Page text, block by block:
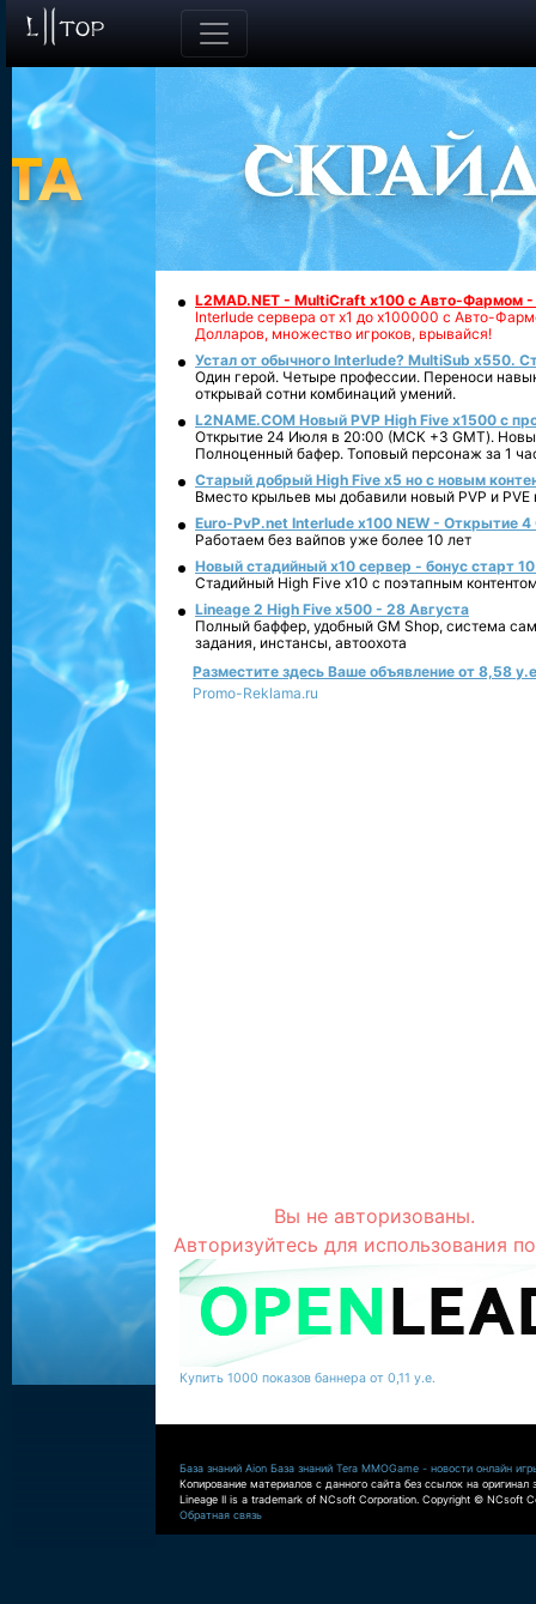
L2MAD.NET - MultiCraft x100 с Авто-Фармом
Interlude сервера от х1 до х100000 с Авто-
Долларов, множество игроков, врывайся!
Устал от обычного Interlude? MultiSub x550.
Один герой. Четыре профессии. Переноси
открывай сотни комбинаций умений.
L2NAME.COM Новый PVP High Five x1500 с
Открытие 24 Июля в 20:00 (МСК +3 GMT).
Полноценный бафер. Топовый персонаж за 1
Старый добрый High Five x5 но с новым
Вместо крыльев мы добавили новый PVP и PVE
Euro-PvP.net Interlude х100 NEW - Открытие 4
Работаем без вайпов уже более 10 лет
Новый стадийный х10 сервер - бонус старт
Стадийный High Five x10 с поэтапным
Lineage 2 High Five x500 - 28 Августа
Полный баффер, удобный GM Shop, система
задания, инстансы, автоохота
Разместите здесь Ваше объявление от 8,58
Promo-Reklama.ru
Вы не авторизованы.
Авторизуйтесь для использования
Купить 1000 показов баннера от 0,11 у.е.
База знаний Aion База знаний Tera MMOGame - новости онлайн
Копирование материалов с данного сайта без ссылок на оригинал
Lineage II is a trademark of NCsoft Corporation. Copyright © NCsoft
Обратная связь